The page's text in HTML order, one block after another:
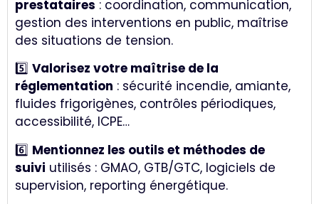
prestataires : coordination, communication,
gestion des interventions en public, maîtrise
des situations de tension.
5️⃣ Valorisez votre maîtrise de la
réglementation : sécurité incendie, amiante,
fluides frigorigènes, contrôles périodiques,
accessibilité, ICPE…
6️⃣ Mentionnez les outils et méthodes de
suivi utilisés : GMAO, GTB/GTC, logiciels de
supervision, reporting énergétique.